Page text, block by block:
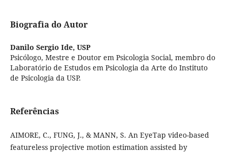
Biografia do Autor
Danilo Sergio Ide, USP
Psicólogo, Mestre e Doutor em Psicologia Social, membro do
Laboratório de Estudos em Psicologia da Arte do Instituto
de Psicologia da USP.
Referências
AIMORE, C., FUNG, J., & MANN, S. An EyeTap video-based
featureless projective motion estimation assisted by